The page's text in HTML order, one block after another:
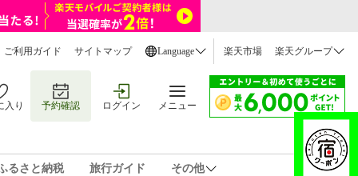
ご利用ガイド サイトマップ Language 楽天市場 楽天グループ
入り 予約確認 ログイン メニュー
るさと納税 旅行ガイド その他